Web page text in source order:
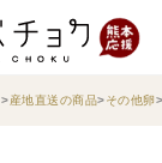
産地直送の商品 その他卵